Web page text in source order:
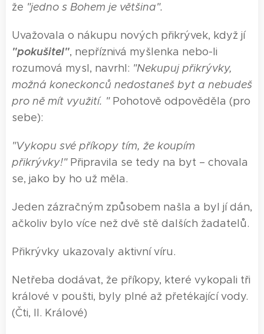
že "jedno s Bohem je většina".
Uvažovala o nákupu nových přikrývek, když jí
"pokušitel", nepříznivá myšlenka nebo-li
rozumová mysl, navrhl: "Nekupuj přikrývky,
možná koneckonců nedostaneš byt a nebudeš
pro ně mít využití. "Pohotově odpověděla (pro
sebe):
"Vykopu své příkopy tím, že koupím
přikrývky!" Připravila se tedy na byt – chovala
se, jako by ho už měla.
Jeden zázračným způsobem našla a byl jí dán,
ačkoliv bylo více než dvě stě dalších žadatelů.
Přikrývky ukazovaly aktivní víru.
Netřeba dodávat, že příkopy, které vykopali tři
králové v poušti, byly plné až přetékající vody.
(Čti, II. Králové)